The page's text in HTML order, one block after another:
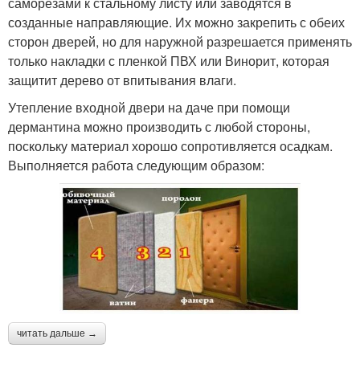
созданные направляющие. Их можно закрепить с обеих
сторон дверей, но для наружной разрешается применять
только накладки с пленкой ПВХ или Винорит, которая
защитит дерево от впитывания влаги.
Утепление входной двери на даче при помощи
дермантина можно производить с любой стороны,
поскольку материал хорошо сопротивляется осадкам.
Выполняется работа следующим образом:
читать дальше →